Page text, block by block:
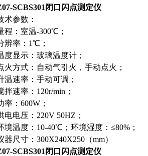
SCBS301闭口闪点测定仪
术参数：
程：室温-300℃；
辨率：1℃；
度显示：玻璃温度计；
火方式：自动气引火，手动点火；
温速率：手动可调；
拌速率：120r/min；
率：600W；
电电压：220V 50HZ；
境温度：10-40℃；环境湿度：≤80%；
器尺寸：300X240X250（mm）
SCBS301闭口闪点测定仪